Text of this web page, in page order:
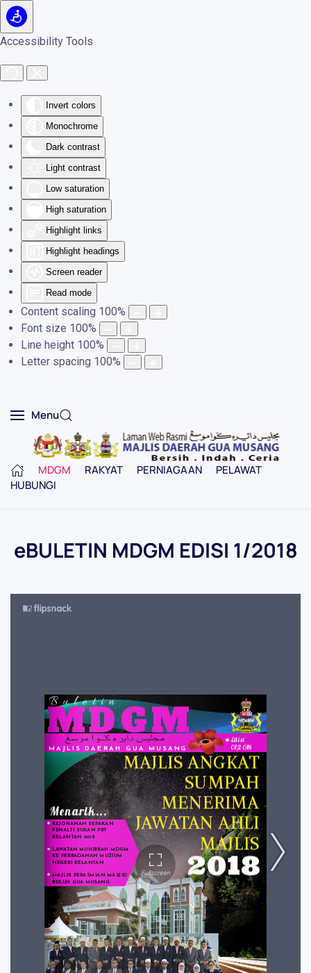
Accessibility Tools
Invert colors
Monochrome
Dark contrast
Light contrast
Low saturation
High saturation
Highlight links
Highlight headings
Screen reader
Read mode
Content scaling 100%
Font size 100%
Line height 100%
Letter spacing 100%
Skip to main content
Menu
MDGM RAKYAT PERNIAGAAN
PELAWAT
HUBUNGI
eBULETIN MDGM EDISI 1/2018